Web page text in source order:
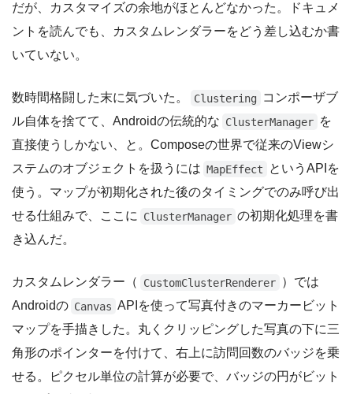
だが、カスタマイズの余地がほとんどなかった。ドキュメ
ントを読んでも、カスタムレンダラーをどう差し込むか書
いていない。
数時間格闘した末に気づいた。 Clustering
コンポーザブ
ル自体を捨てて、Androidの伝統的な ClusterManager を
直接使うしかない、と。Composeの世界で従来のViewシ
ステムのオブジェクトを扱うには MapEffect
というAPIを
使う。マップが初期化された後のタイミングでのみ呼び出
せる仕組みで、ここに
ClusterManager の初期化処理を書
き込んだ。
カスタムレンダラー（ CustomClusterRenderer ）では
Androidの Canvas APIを使って写真付きのマーカービット
マップを手描きした。丸くクリッピングした写真の下に三
角形のポインターを付けて、右上に訪問回数のバッジを乗
せる。ピクセル単位の計算が必要で、バッジの円がビット